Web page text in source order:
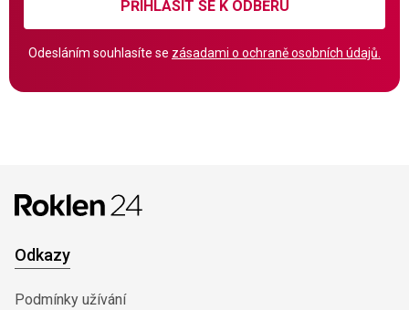
PŘIHLÁSIT SE K ODBĚRU
Odesláním souhlasíte se zásadami o ochraně osobních údajů.
Odkazy
Podmínky užívání